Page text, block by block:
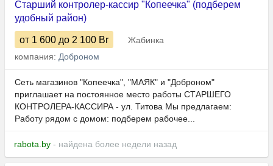
Старший контролер-кассир "Копеечка" (подберем
удобный район)
от 1 600 до 2 100 Br
Жабинка
компания: Доброном
Сеть магазинов "Копеечка", "МАЯК" и "Доброном"
приглашает на постоянное место работы СТАРШЕГО
КОНТРОЛЕРА-КАССИРА - ул. Титова Мы предлагаем:
Работу рядом с домом: подберем рабочее...
rabota.by - найдена более недели назад